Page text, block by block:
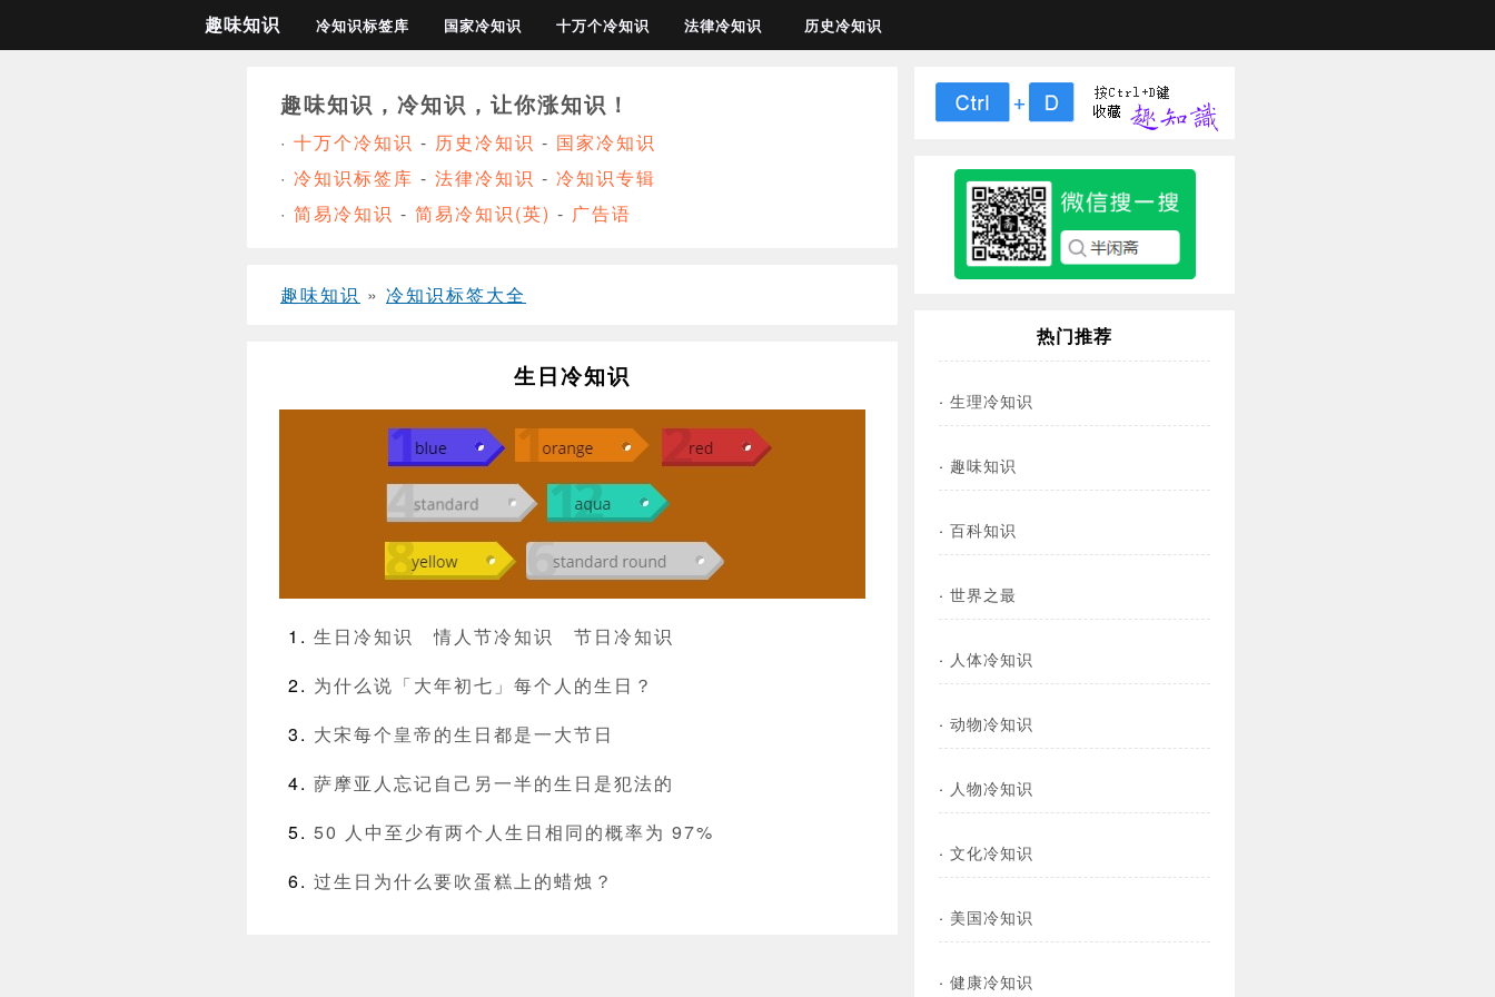
趣味知识 冷知识标签库 国家冷知识 十万个冷知识 法律冷知识 历史冷知识
趣味知识，冷知识，让你涨知识！
· 十万个冷知识 - 历史冷知识 - 国家冷知识
· 冷知识标签库 - 法律冷知识 - 冷知识专辑
· 简易冷知识 - 简易冷知识(英) - 广告语
趣味知识 » 冷知识标签大全
生日冷知识
生日冷知识 情人节冷知识
节日冷知识
为什么说「大年初七」每个人的生日？
大宋每个皇帝的生日都是一大节日
萨摩亚人忘记自己另一半的生日是犯法的
50 人中至少有两个人生日相同的概率为 97%
过生日为什么要吹蛋糕上的蜡烛？
热门推荐
· 生理冷知识
· 趣味知识
· 百科知识
· 世界之最
· 人体冷知识
· 动物冷知识
· 人物冷知识
· 文化冷知识
· 美国冷知识
· 健康冷知识